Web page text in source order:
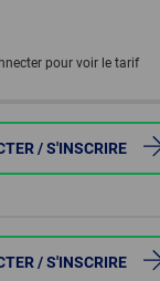
pour voir le tarif
/ S'INSCRIRE
/ S'INSCRIRE